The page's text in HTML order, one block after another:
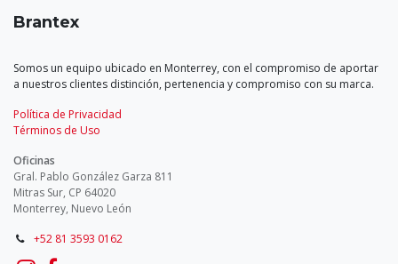
Brantex
Somos un equipo ubicado en Monterrey, con el compromiso de aportar
a nuestros clientes distinción, pertenencia y compromiso con su marca.
Política de Privacidad
Términos de Uso
Oficinas
Gral. Pablo González Garza 811
Mitras Sur, CP 64020
Monterrey, Nuevo León
+52 81 3593 0162